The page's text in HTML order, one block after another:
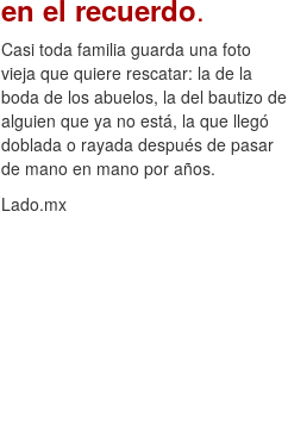
en el recuerdo.
Casi toda familia guarda una foto
vieja que quiere rescatar: la de la
boda de los abuelos, la del bautizo de
alguien que ya no está, la que llegó
doblada o rayada después de pasar
de mano en mano por años.
Lado.mx